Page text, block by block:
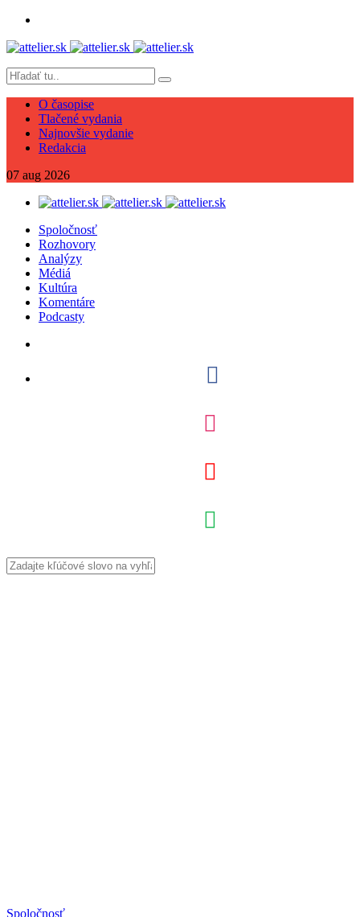
O časopise
Tlačené vydania
Najnovšie vydanie
Redakcia
07 aug 2026
Spoločnosť
Rozhovory
Analýzy
Médiá
Kultúra
Komentáre
Podcasty
Spoločnosť